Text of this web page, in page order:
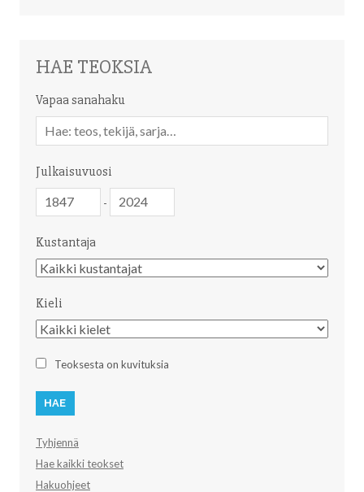
HAE TEOKSIA
Vapaa sanahaku
sanahaku
Julkaisuvuosi
-
Kustantaja
Kustantaja
Kieli
Kieli
Teoksesta on kuvituksia
Tyhjennä
Hae kaikki teokset
Hakuohjeet